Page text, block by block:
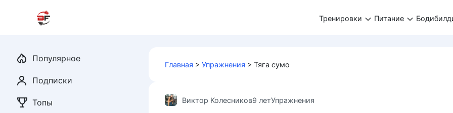
Тренировки Питание
Главная > Упражнения > Тяга сумо
Виктор Колесников9 летУпражнения
Популярное
Подписки
Топы